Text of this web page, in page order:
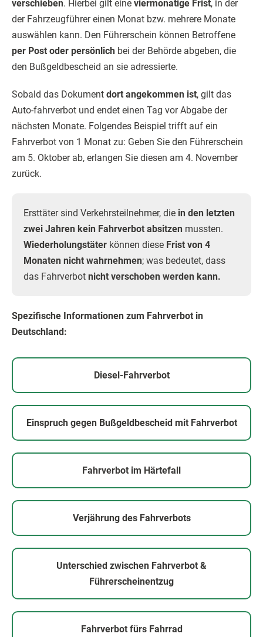
verschieben. Hierbei gilt eine viermonatige Frist, in der
der Fahrzeugführer einen Monat bzw. mehrere Monate
auswählen kann. Den Führerschein können Betroffene
per Post oder persönlich bei der Behörde abgeben, die
den Bußgeldbescheid an sie adressierte.
Sobald das Dokument dort angekommen ist, gilt das
Auto-fahrverbot und endet einen Tag vor Abgabe der
nächsten Monate. Folgendes Beispiel trifft auf ein
Fahrverbot von 1 Monat zu: Geben Sie den Führerschein
am 5. Oktober ab, erlangen Sie diesen am 4. November
zurück.
Ersttäter sind Verkehrsteilnehmer, die in den letzten
zwei Jahren kein Fahrverbot absitzen mussten.
Wiederholungstäter können diese Frist von 4
Monaten nicht wahrnehmen; was bedeutet, dass
das Fahrverbot nicht verschoben werden kann.
Spezifische Informationen zum Fahrverbot in
Deutschland:
Diesel-Fahrverbot
Einspruch gegen Bußgeldbescheid mit Fahrverbot
Fahrverbot im Härtefall
Verjährung des Fahrverbots
Unterschied zwischen Fahrverbot &
Führerscheinentzug
Fahrverbot fürs Fahrrad